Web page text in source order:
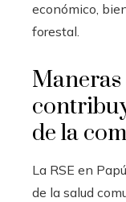
económico,
forestal.
Maneras
de la
La RSE en
de la salud